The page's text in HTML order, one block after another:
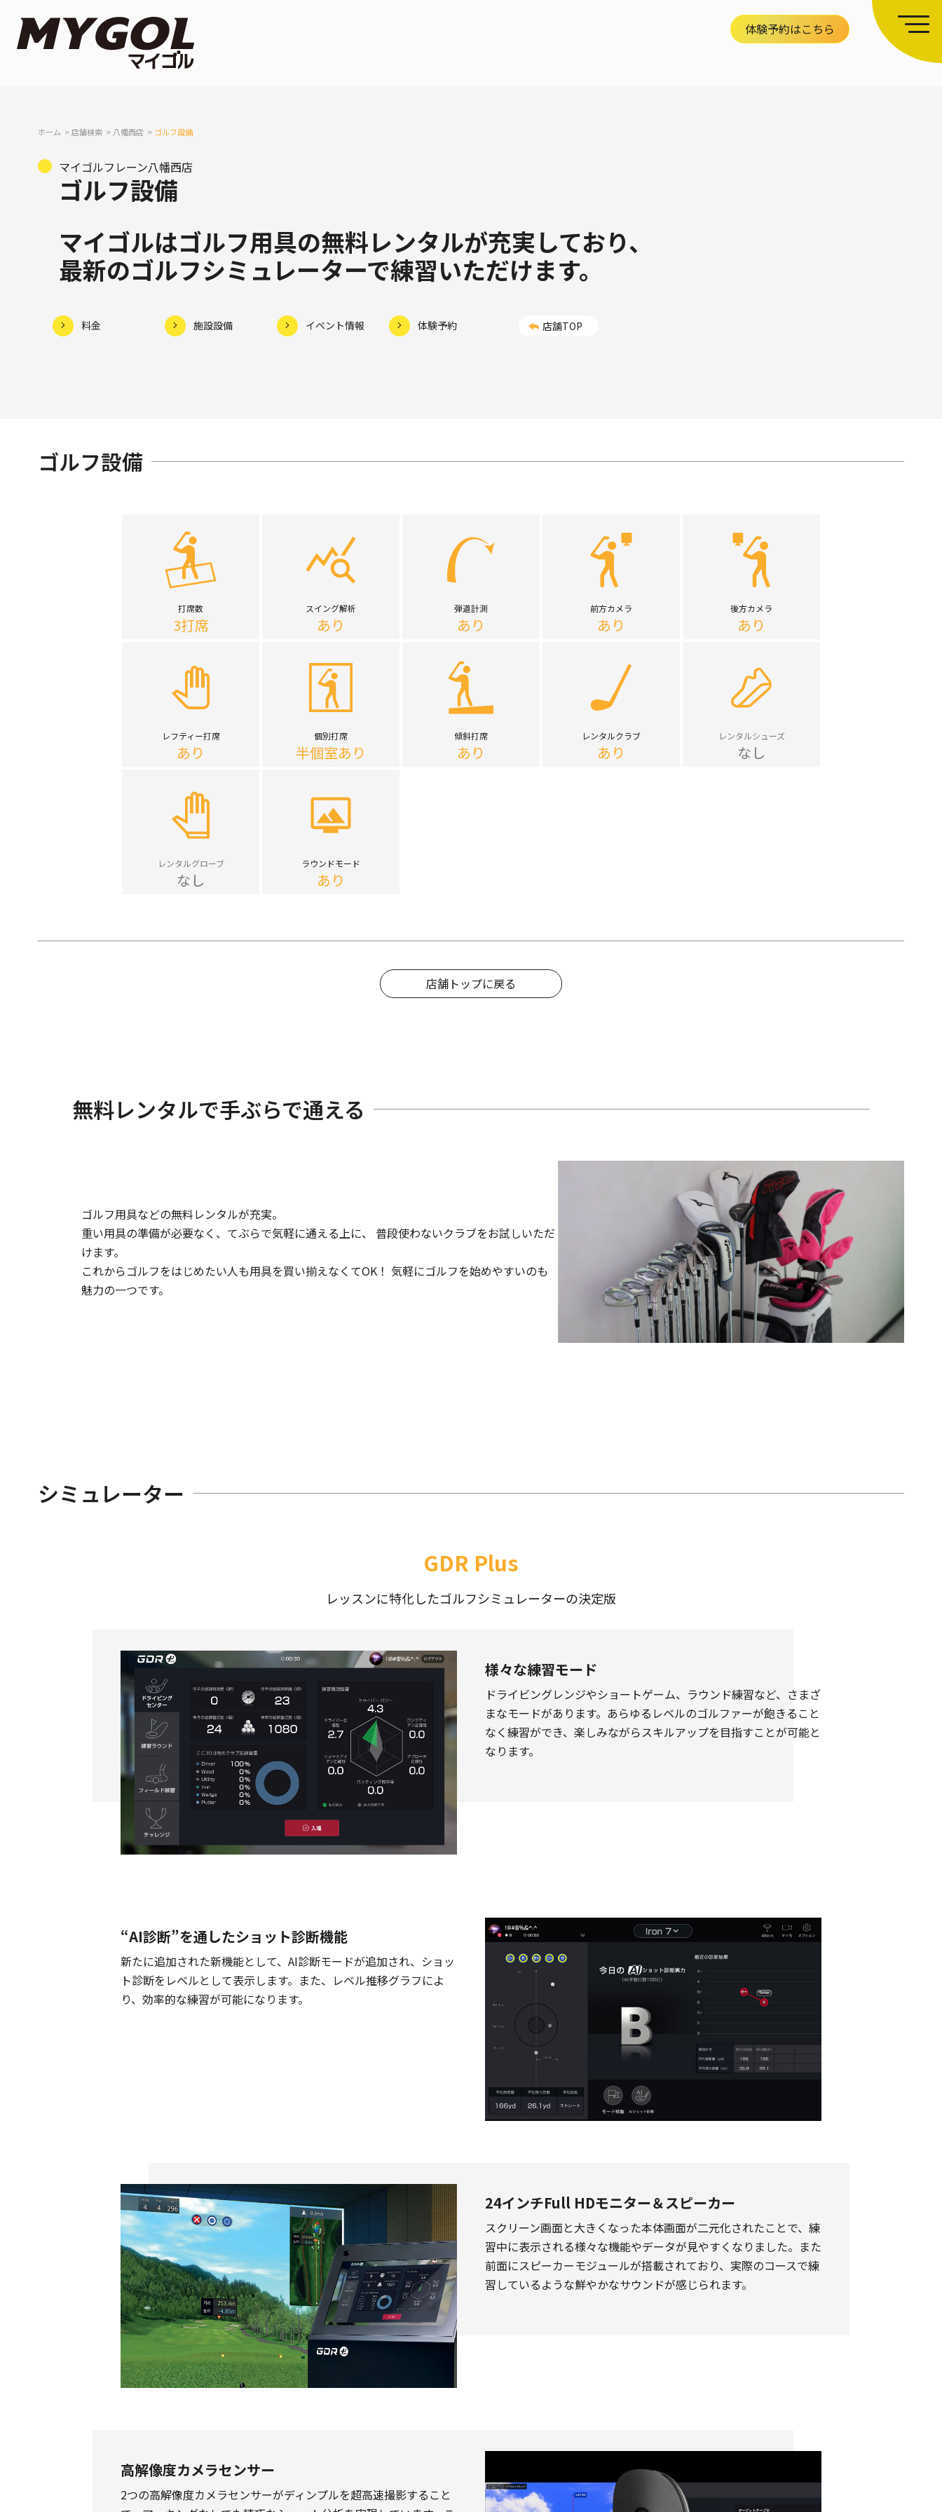
体験予約はこちら
ホーム 店舗検索 八幡西店 ゴルフ設備
マイゴルフレーン八幡西店
ゴルフ設備
マイゴルはゴルフ用具の無料レンタルが充実しており、
最新のゴルフシミュレーターで練習いただけます。
料金 施設設備 イベント情報 体験予約 店舗TOP
ゴルフ設備
打席数
3打席
スイング解析
あり
弾道計測
あり
前方カメラ
あり
後方カメラ
あり
レフティー打席
あり
個別打席
半個室あり
傾斜打席
あり
レンタルクラブ
あり
レンタルシューズ
なし
レンタルグローブ
なし
ラウンドモード
あり
店舗トップに戻る
無料レンタルで手ぶらで通える
ゴルフ用具などの無料レンタルが充実。
重い用具の準備が必要なく、てぶらで気軽に通える上に、 普段使わないクラブをお試しいただ
けます。
これからゴルフをはじめたい人も用具を買い揃えなくてOK！ 気軽にゴルフを始めやすいのも
魅力の一つです。
シミュレーター
GDR Plus
レッスンに特化したゴルフシミュレーターの決定版
様々な練習モード
ドライビングレンジやショートゲーム、ラウンド練習など、さまざ
まなモードがあります。あらゆるレベルのゴルファーが飽きること
なく練習ができ、楽しみながらスキルアップを目指すことが可能と
なります。
“AI診断”を通したショット診断機能
新たに追加された新機能として、AI診断モードが追加され、ショッ
ト診断をレベルとして表示します。また、レベル推移グラフによ
り、効率的な練習が可能になります。
24インチFull HDモニター＆スピーカー
スクリーン画面と大きくなった本体画面が二元化されたことで、練
習中に表示される様々な機能やデータが見やすくなりました。また
前面にスピーカーモジュールが搭載されており、実際のコースで練
習しているような鮮やかなサウンドが感じられます。
高解像度カメラセンサー
2つの高解像度カメラセンサーがディンプルを超高速撮影すること